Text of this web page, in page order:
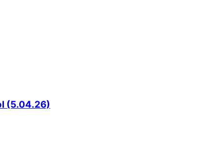
(5.04.26)